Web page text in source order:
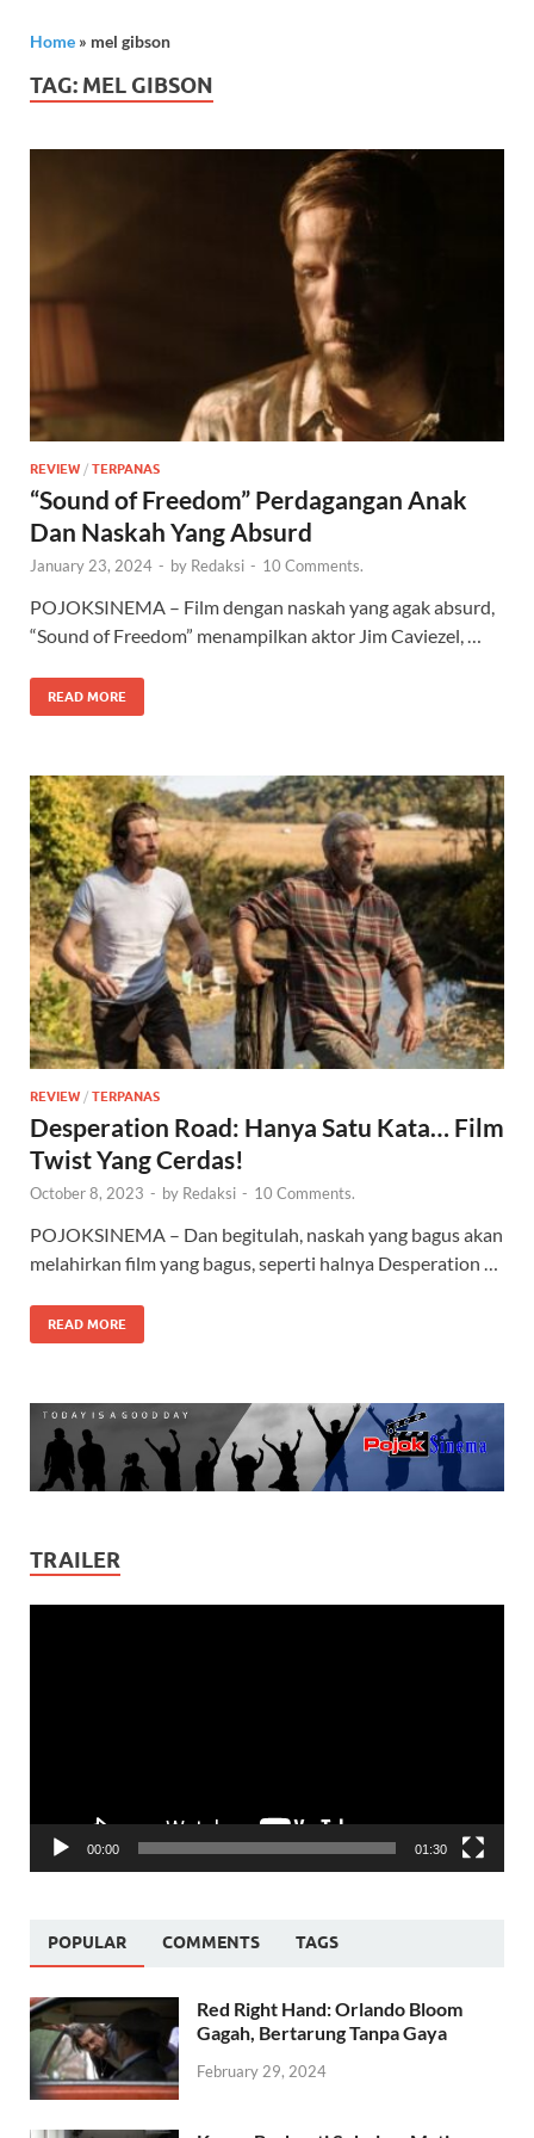
Home » mel gibson
TAG: MEL GIBSON
REVIEW / TERPANAS
“Sound of Freedom” Perdagangan Anak
Dan Naskah Yang Absurd
January 23, 2024 - by Redaksi - 10 Comments.
POJOKSINEMA – Film dengan naskah yang agak absurd,
“Sound of Freedom” menampilkan aktor Jim Caviezel, …
READ MORE
REVIEW / TERPANAS
Desperation Road: Hanya Satu Kata… Film
Twist Yang Cerdas!
October 8, 2023 - by Redaksi - 10 Comments.
POJOKSINEMA – Dan begitulah, naskah yang bagus akan
melahirkan film yang bagus, seperti halnya Desperation …
READ MORE
TRAILER
00:00 01:30
POPULAR COMMENTS TAGS
Red Right Hand: Orlando Bloom
Gagah, Bertarung Tanpa Gaya
February 29, 2024